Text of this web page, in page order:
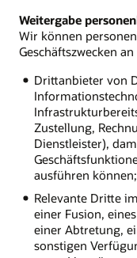
Weitergabe
Wir können
Geschäftszwecken
Drittanbieter von
Zustellung,
Dienstleister),
ausführen können;
Relevante Dritte
einer Fusion,
einer Abtretung,
sonstigen